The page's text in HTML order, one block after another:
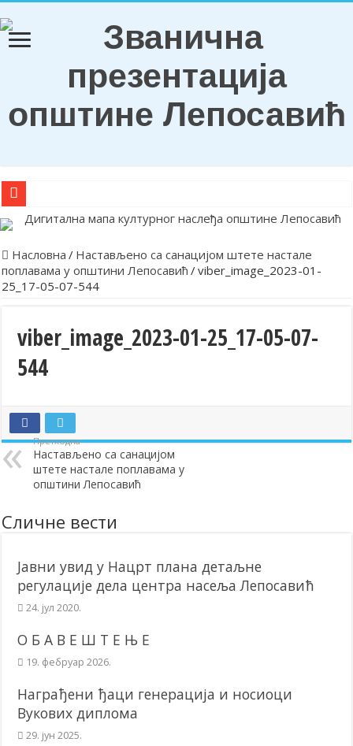
О Б А В Е Ш Т Е Њ Е
Обележена храмовна и општинска слава у Лепосавићу
Лепосавић прославио Светог Василија
Додела подстицаја за подршку развоју привреде и
Братске и пријатељске општине и грдови уручили поклон
ОБАВЕШТЕЊЕ – Бесплатан СкиПас 2024
Насловна / Настављено са санацијом штете настале
поплавама у општини Лепосавић /viber_image_2023-01-
25_17-05-07-544
viber_image_2023-01-25_17-05-07-
544
Претходна
Настављено са санацијом
штете настале поплавама у
општини Лепосавић
Сличне вести
Јавни увид у Нацрт плана детаљне
регулације дела центра насеља Лепосавић
24. јул 2020.
О Б А В Е Ш Т Е Њ Е
19. фебруар 2026.
Награђени ђаци генерација и носиоци
Вукових диплома
29. јун 2025.